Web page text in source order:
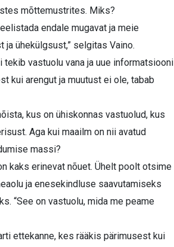
mõttemustrites. Miks?
endale mugavat ja meie
ja ühekülgsust,” selgitas Vaino.
vastuolu vana ja uue informatsiooni
kui arengut ja muutust ei ole, tabab
kus on ühiskonnas vastuolud, kus
Aga kui maailm on nii avatud
massi?
kaks erinevat nõuet. Ühelt poolt otsime
ja enesekindluse saavutamiseks
“See on vastuolu, mida me peame
ettekanne, kes rääkis pärimusest kui